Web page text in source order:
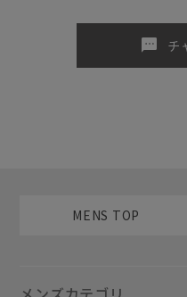
sms チ
MENS TOP